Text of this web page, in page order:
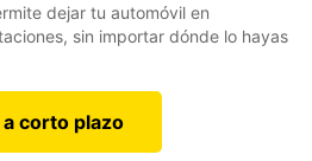
dejar tu automóvil en
sin importar dónde lo hayas
corto plazo